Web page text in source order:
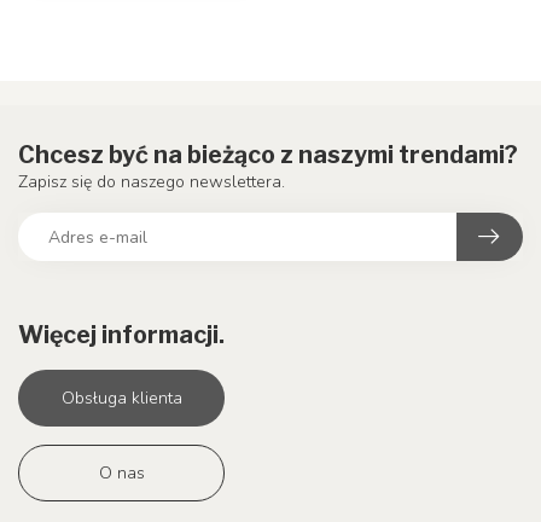
Więcej informacji.
Obsługa klienta
O nas
Chcesz być na bieżąco z naszymi trendami?
Zapisz się do naszego newslettera.